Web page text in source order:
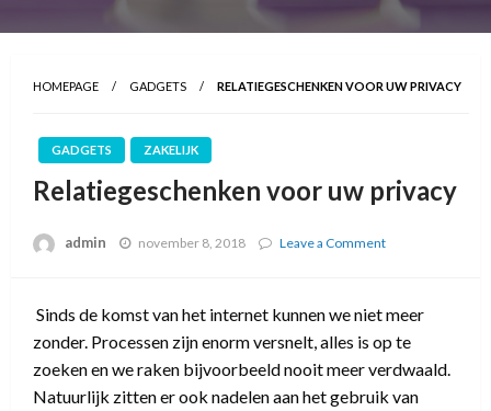
HOMEPAGE GADGETS RELATIEGESCHENKEN VOOR UW PRIVACY
GADGETS ZAKELIJK
Relatiegeschenken voor uw privacy
admin november 8, 2018 Leave a Comment
privacy
Sinds de komst van het internet kunnen we niet meer
zonder. Processen zijn enorm versnelt, alles is op te
zoeken en we raken bijvoorbeeld nooit meer verdwaald.
Natuurlijk zitten er ook nadelen aan het gebruik van